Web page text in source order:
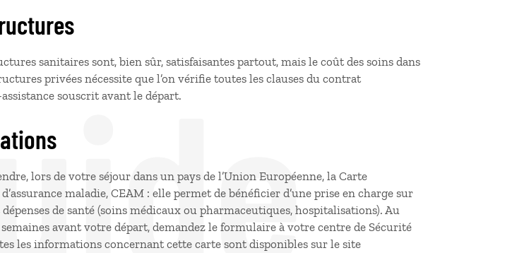
sanitaires sont, bien sûr, satisfaisantes partout, mais le coût des soins dans
privées nécessite que l’on vérifie toutes les clauses du contrat
assistance souscrit avant le départ.
lors de votre séjour dans un pays de l’Union Européenne, la Carte
maladie, CEAM : elle permet de bénéficier d’une prise en charge sur
dépenses de santé (soins médicaux ou pharmaceutiques, hospitalisations). Au
avant votre départ, demandez le formulaire à votre centre de Sécurité
les informations concernant cette carte sont disponibles sur le site